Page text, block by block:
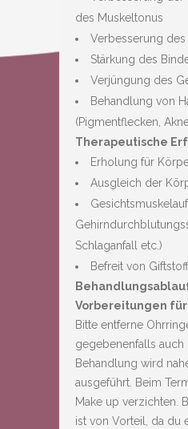
des Muskeltonus
Verbesserung des
Stärkung des
Verjüngung des
Behandlung von
(Pigmentflecken,
Therapeutische
Erholung für
Ausgleich der
Schlaganfall etc.)
Befreit von
Vorbereitungen
Bitte entferne
gegebenenfalls auch
Behandlung wird
ausgeführt. Beim
Make up verzichten.
ist von Vorteil, da du